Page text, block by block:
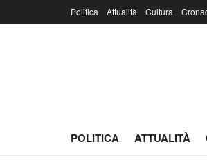
Politica Attualità Cultura
POLITICA ATTUALITÀ